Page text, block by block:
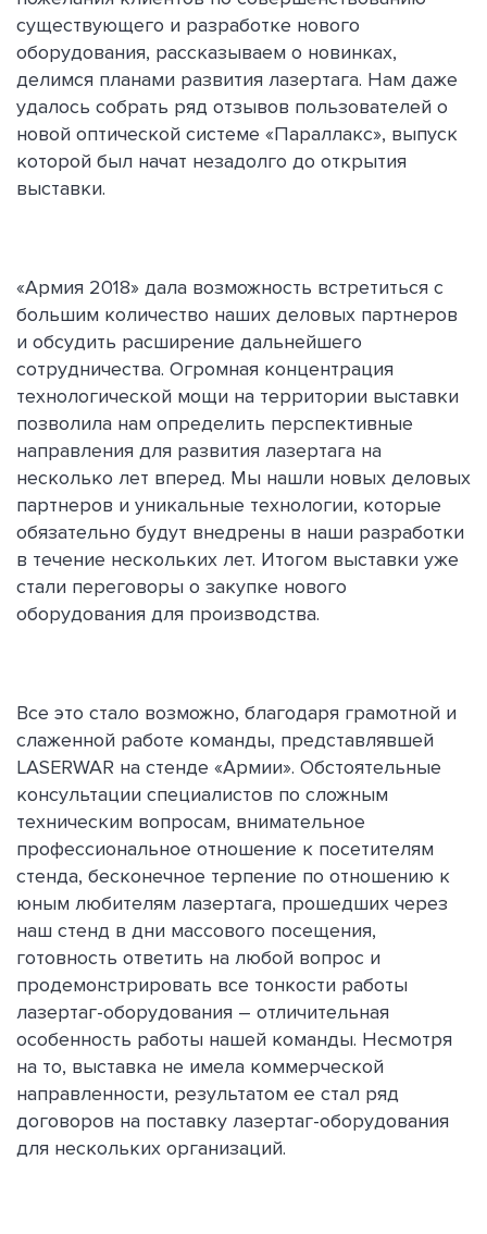
существующего и разработке нового
оборудования, рассказываем о новинках,
делимся планами развития лазертага. Нам даже
удалось собрать ряд отзывов пользователей о
новой оптической системе «Параллакс», выпуск
которой был начат незадолго до открытия
выставки.
«Армия 2018» дала возможность встретиться с
большим количество наших деловых партнеров
и обсудить расширение дальнейшего
сотрудничества. Огромная концентрация
технологической мощи на территории выставки
позволила нам определить перспективные
направления для развития лазертага на
несколько лет вперед. Мы нашли новых деловых
партнеров и уникальные технологии, которые
обязательно будут внедрены в наши разработки
в течение нескольких лет. Итогом выставки уже
стали переговоры о закупке нового
оборудования для производства.
Все это стало возможно, благодаря грамотной и
слаженной работе команды, представлявшей
LASERWAR на стенде «Армии». Обстоятельные
консультации специалистов по сложным
техническим вопросам, внимательное
профессиональное отношение к посетителям
стенда, бесконечное терпение по отношению к
юным любителям лазертага, прошедших через
наш стенд в дни массового посещения,
готовность ответить на любой вопрос и
продемонстрировать все тонкости работы
лазертаг-оборудования – отличительная
особенность работы нашей команды. Несмотря
на то, выставка не имела коммерческой
направленности, результатом ее стал ряд
договоров на поставку лазертаг-оборудования
для нескольких организаций.